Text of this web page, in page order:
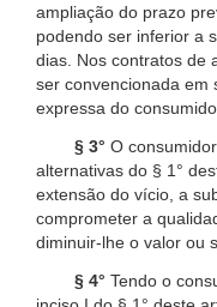
ampliação do prazo
podendo ser inferior a
dias. Nos contratos de
ser convencionada em
expressa do
§ 3° O
alternativas do § 1°
extensão do vício, a
comprometer a
diminuir-lhe o valor ou
§ 4° Tendo o